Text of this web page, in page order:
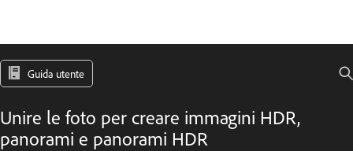
Guida utente
Unire le foto per creare immagini HDR,
panorami e panorami HDR